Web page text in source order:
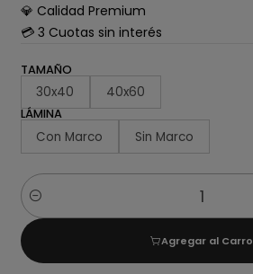
💎 Calidad Premium
💳 3 Cuotas sin interés
TAMAÑO
30x40 40x60
LÁMINA
Con Marco Sin Marco
Cantidad
Agregar al Carro